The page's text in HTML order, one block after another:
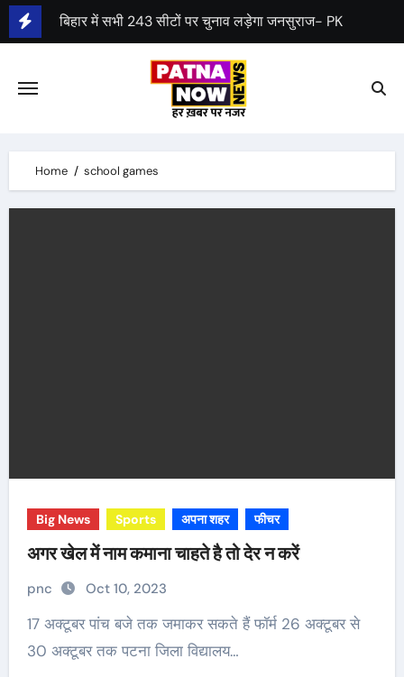
Skip
to
बिहार में सभी 243 सीटों पर चुनाव लड़ेगा जनसुराज- PK
पेंशन स्कीम: केन्द्रीय कैबिनेट ने UPS को मंजूरी दी
Home school games
Big News Sports अपना शहर फीचर
अगर खेल में नाम कमाना चाहते है तो देर न करें
pnc Oct 10, 2023
17 अक्टूबर पांच बजे तक जमाकर सकते हैं फॉर्म 26 अक्टूबर से
30 अक्टूबर तक पटना जिला विद्यालय…